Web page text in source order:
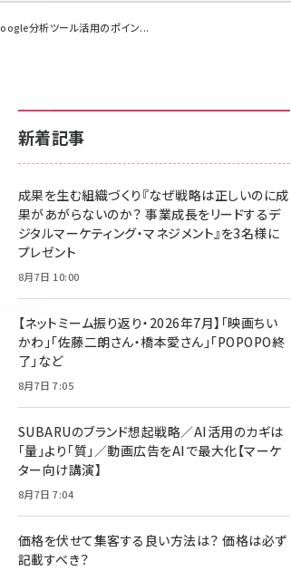
z世代 (1623)
meo (1277)
llmo (1166)
分析ツール活用のポイン...
新着記事
成果を生む組織づくり『なぜ戦略は正しいのに成
果があがらないのか？ 事業成長をリードするデ
ジタルマーケティング・マネジメント』を3名様に
プレゼント
8月7日 10:00
【ネットミーム振り返り・2026年7月】「映画ちい
かわ」「佐藤二朗さん・橋本愛さん」「POPOPO終
了」など
8月7日 7:05
SUBARUのブランド想起戦略／AI活用のカギは
「量」より「質」／動画広告をAIで最大化【マーケ
ター向け講演】
8月7日 7:04
価格を伏せて集客する良い方法は？ 価格は必ず
記載すべき？